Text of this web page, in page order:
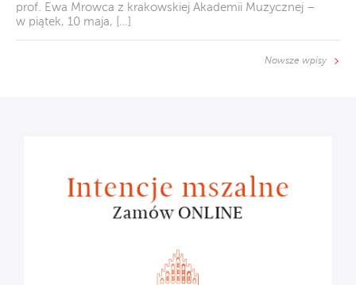
prof. Ewa Mrowca z krakowskiej Akademii Muzycznej –
w piątek, 10 maja, […]
Nowsze wpisy